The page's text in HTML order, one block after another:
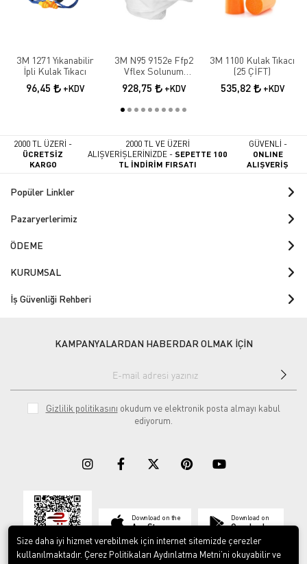
3M 1271 Yıkanabilir
İpli Kulak Tıkacı
96,45 +KDV
3M N95 9152e Ffp2
Vflex Solunum
Maskesi 10 Adet
928,75 +KDV
3M 1100 Kulak Tıkacı
(25 ÇİFT)
535,82 +KDV
2000 TL ÜZERİ -
ÜCRETSİZ
KARGO
2000 TL VE ÜZERİ
ALIŞVERİŞLERİNİZDE -SEPETTE 100
TL İNDİRİM FIRSATI
GÜVENLİ -
ONLINE
ALIŞVERİŞ
Popüler Linkler
Pazaryerlerimiz
ÖDEME
KURUMSAL
İş Güvenliği Rehberi
KAMPANYALARDAN HABERDAR OLMAK İÇİN
Gizlilik politikasını okudum ve elektronik posta almayı kabul
ediyorum.
Download on the
App Store
Download on
Google play
Size daha iyi hizmet verebilmek için internet sitemizde çerezler
kullanılmaktadır. Çerez Politikaları Aydınlatma Metni’ni okuyabilir ve